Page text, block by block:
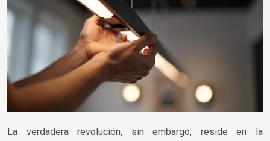
La verdadera revolución, sin embargo, reside en la